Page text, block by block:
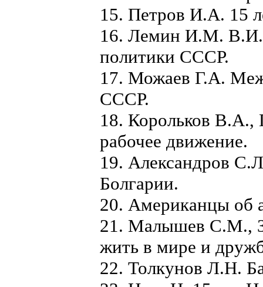
15. Петров И.А. 15
16. Лемин И.М. В.И.
политики СССР.
17. Можаев Г.А.
СССР.
18. Корольков
рабочее движение.
19. Александров
Болгарии.
20. Американцы об
21. Малышев С.М.,
жить в мире и
22. Толкунов Л.Н.